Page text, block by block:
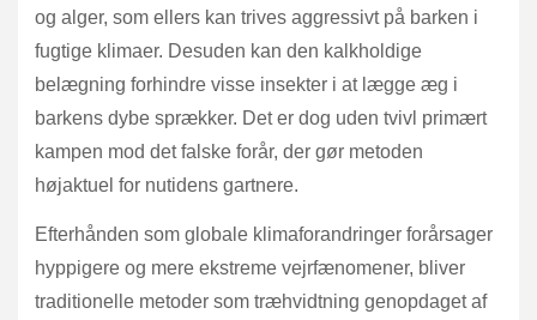
og alger, som ellers kan trives aggressivt på barken i
fugtige klimaer. Desuden kan den kalkholdige
belægning forhindre visse insekter i at lægge æg i
barkens dybe sprækker. Det er dog uden tvivl primært
kampen mod det falske forår, der gør metoden
højaktuel for nutidens gartnere.
Efterhånden som globale klimaforandringer forårsager
hyppigere og mere ekstreme vejrfænomener, bliver
traditionelle metoder som træhvidtning genopdaget af